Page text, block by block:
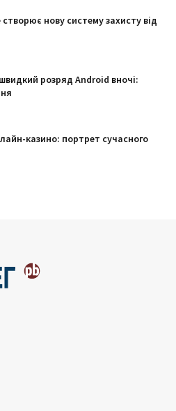
нову систему захисту від
розряд Android вночі:
казино: портрет сучасного